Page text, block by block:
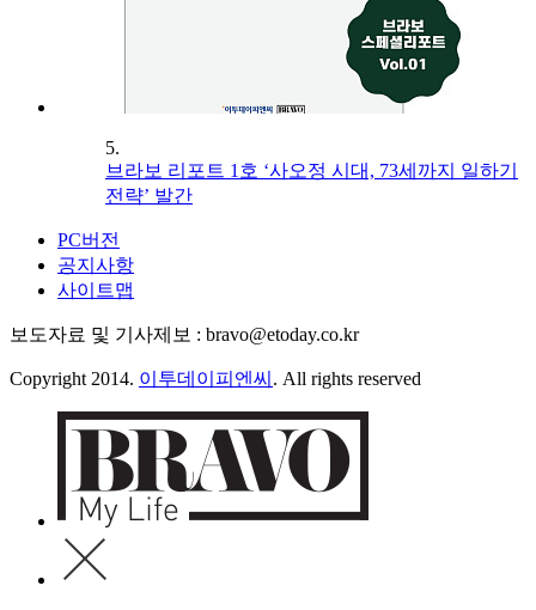
5.
브라보 리포트 1호 ‘사오정 시대, 73세까지 일하기
전략’ 발간
PC버전
공지사항
사이트맵
보도자료 및 기사제보 : bravo@etoday.co.kr
Copyright 2014. 이투데이피엔씨 . All rights reserved